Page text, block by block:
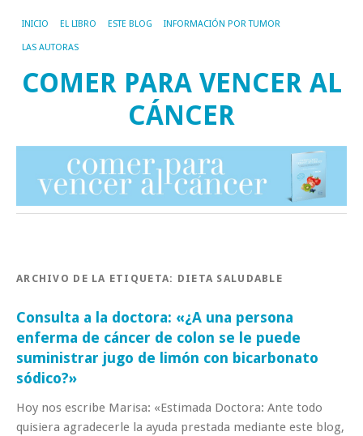
INICIO EL LIBRO ESTE BLOG INFORMACIÓN POR TUMOR
LAS AUTORAS
COMER PARA VENCER AL
CÁNCER
ARCHIVO DE LA ETIQUETA: DIETA SALUDABLE
Consulta a la doctora: «¿A una persona
enferma de cáncer de colon se le puede
suministrar jugo de limón con bicarbonato
sódico?»
Hoy nos escribe Marisa: «Estimada Doctora: Ante todo
quisiera agradecerle la ayuda prestada mediante este blog,